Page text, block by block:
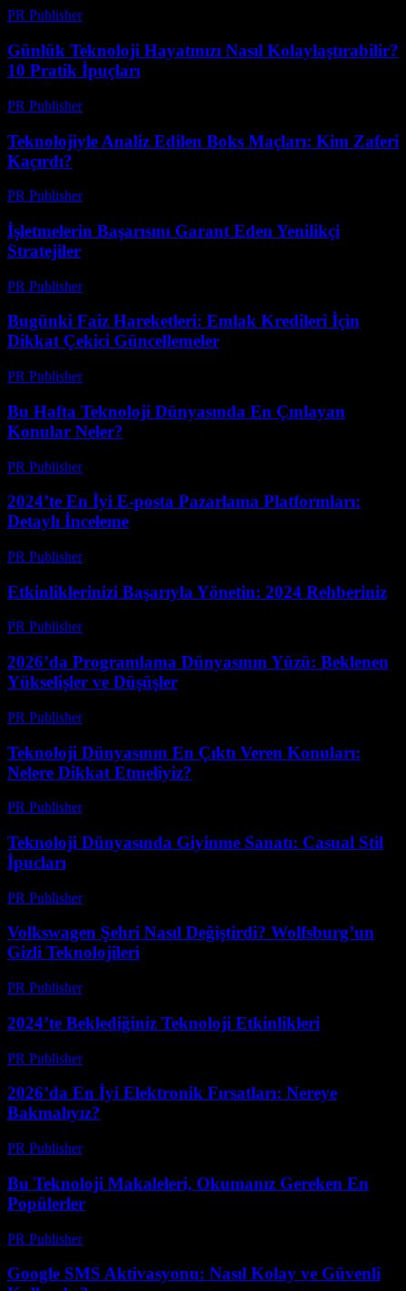
PR Publisher-
Günlük Teknoloji Hayatınızı Nasıl Kolaylaştırabilir?
10 Pratik İpuçları
PR Publisher-
Teknolojiyle Analiz Edilen Boks Maçları: Kim Zaferi
Kaçırdı?
PR Publisher-
İşletmelerin Başarısını Garant Eden Yenilikçi
Stratejiler
PR Publisher-
Bugünki Faiz Hareketleri: Emlak Kredileri İçin
Dikkat Çekici Güncellemeler
PR Publisher-
Bu Hafta Teknoloji Dünyasında En Çınlayan
Konular Neler?
PR Publisher-
2024’te En İyi E-posta Pazarlama Platformları:
Detaylı İnceleme
PR Publisher-
Etkinliklerinizi Başarıyla Yönetin: 2024 Rehberiniz
PR Publisher-
2026’da Programlama Dünyasının Yüzü: Beklenen
Yükselişler ve Düşüşler
PR Publisher-
Teknoloji Dünyasının En Çıktı Veren Konuları:
Nelere Dikkat Etmeliyiz?
PR Publisher-
Teknoloji Dünyasında Giyinme Sanatı: Casual Stil
İpucları
PR Publisher-
Volkswagen Şehri Nasıl Değiştirdi? Wolfsburg’un
Gizli Teknolojileri
PR Publisher-
2024’te Beklediğiniz Teknoloji Etkinlikleri
PR Publisher-
2026’da En İyi Elektronik Fırsatları: Nereye
Bakmalıyız?
PR Publisher-
Bu Teknoloji Makaleleri, Okumanız Gereken En
Popülerler
PR Publisher-
Google SMS Aktivasyonu: Nasıl Kolay ve Güvenli